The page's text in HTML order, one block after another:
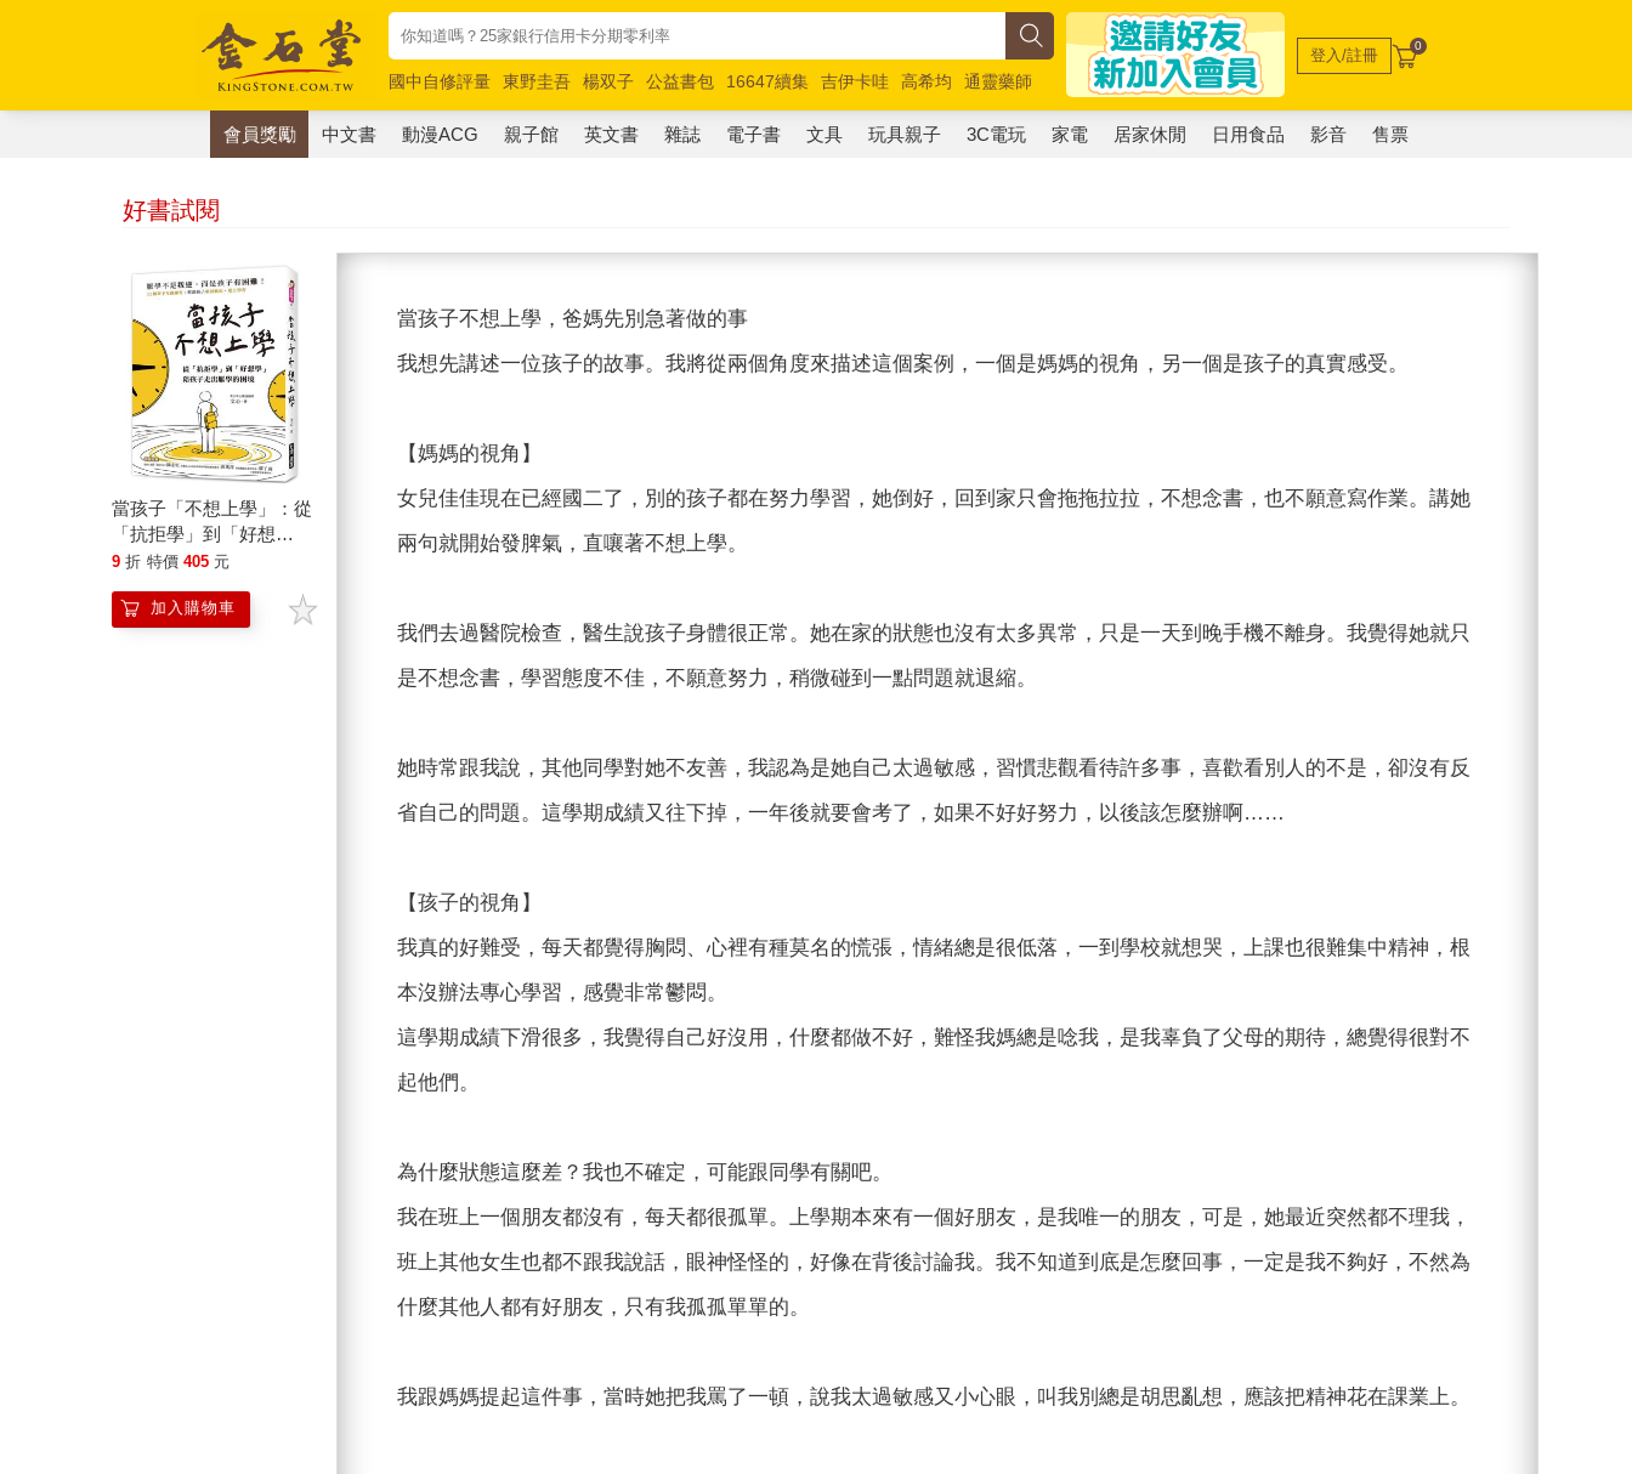
國中自修評量 東野圭吾 楊双子 公益書包 16647續集 吉伊卡哇 高希均
通靈藥師
唯紅花綻放
奧德賽 路邊攤新作 馬斯克 玩具總動員5 超慢跑
登入/註冊 0
會員獎勵 中文書 動漫ACG 親子館 英文書 雜誌 電子書 文具 玩具親子 3C電玩 家電 居家休閒 日用食品 影音 售票
好書試閱
當孩子「不想上學」：從
「抗拒學」到「好想
學」，陪孩子走出厭學的
9 折 特價 405 元
加入購物車
當孩子不想上學，爸媽先別急著做的事
我想先講述一位孩子的故事。我將從兩個角度來描述這個案例，一個是媽媽的視角，另一個是孩子的真實感受。
【媽媽的視角】
女兒佳佳現在已經國二了，別的孩子都在努力學習，她倒好，回到家只會拖拖拉拉，不想念書，也不願意寫作業。講她
兩句就開始發脾氣，直嚷著不想上學。
我們去過醫院檢查，醫生說孩子身體很正常。她在家的狀態也沒有太多異常，只是一天到晚手機不離身。我覺得她就只
是不想念書，學習態度不佳，不願意努力，稍微碰到一點問題就退縮。
她時常跟我說，其他同學對她不友善，我認為是她自己太過敏感，習慣悲觀看待許多事，喜歡看別人的不是，卻沒有反
省自己的問題。這學期成績又往下掉，一年後就要會考了，如果不好好努力，以後該怎麼辦啊……
【孩子的視角】
我真的好難受，每天都覺得胸悶、心裡有種莫名的慌張，情緒總是很低落，一到學校就想哭，上課也很難集中精神，根
本沒辦法專心學習，感覺非常鬱悶。
這學期成績下滑很多，我覺得自己好沒用，什麼都做不好，難怪我媽總是唸我，是我辜負了父母的期待，總覺得很對不
起他們。
為什麼狀態這麼差？我也不確定，可能跟同學有關吧。
我在班上一個朋友都沒有，每天都很孤單。上學期本來有一個好朋友，是我唯一的朋友，可是，她最近突然都不理我，
班上其他女生也都不跟我說話，眼神怪怪的，好像在背後討論我。我不知道到底是怎麼回事，一定是我不夠好，不然為
什麼其他人都有好朋友，只有我孤孤單單的。
我跟媽媽提起這件事，當時她把我罵了一頓，說我太過敏感又小心眼，叫我別總是胡思亂想，應該把精神花在課業上。